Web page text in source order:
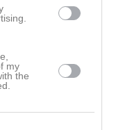
my
the
1 okt, 08:00